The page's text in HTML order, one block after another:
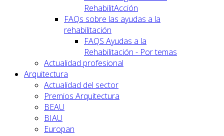
RehabilitAcción
FAQs sobre las ayudas a la
rehabilitación
FAQS Ayudas a la
Rehabilitación - Por temas
Actualidad profesional
Arquitectura
Actualidad del sector
Premios Arquitectura
BEAU
BIAU
Europan